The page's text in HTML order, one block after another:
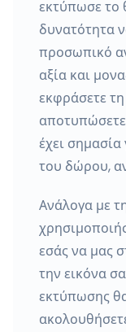
εκτύπωσε το
δυνατότητα
προσωπικό
αξία και
εκφράσετε
έχει
του δώρου,
Ανάλογα με
εσάς να μας
την εικόνα
εκτύπωσης